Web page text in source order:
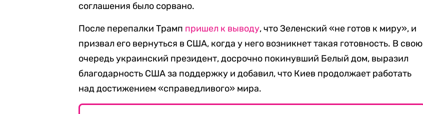
соглашения было сорвано.
После перепалки Трамп пришел к выводу, что Зеленский «не готов к миру», и
призвал его вернуться в США, когда у него возникнет такая готовность. В свою
очередь украинский президент, досрочно покинувший Белый дом, выразил
благодарность США за поддержку и добавил, что Киев продолжает работать
над достижением «справедливого» мира.